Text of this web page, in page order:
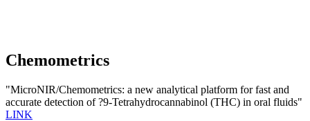
Chemometrics
"MicroNIR/Chemometrics: a new analytical platform for fast and
accurate detection of ?9-Tetrahydrocannabinol (THC) in oral fluids"
LINK